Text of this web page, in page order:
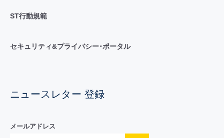
ST行動規範
セキュリティ&プライバシー･ポータル
ニュースレター 登録
メールアドレス